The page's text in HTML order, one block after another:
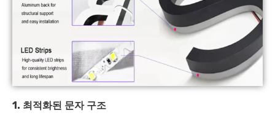
1. 최적화된 문자 구조